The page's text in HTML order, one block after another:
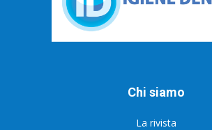
Chi siamo
La rivista